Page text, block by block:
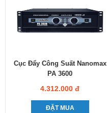
Cục Đẩy Công Suất Nanomax
PA 3600
4.312.000 đ
ĐẶT MUA